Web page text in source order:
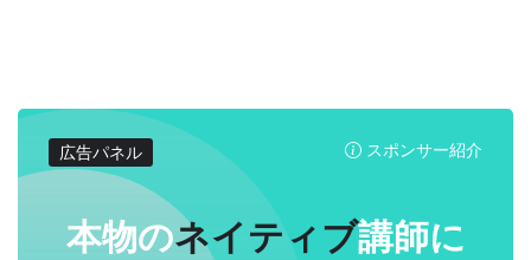
広告パネル スポンサー紹介
本物のネイティブ講師に